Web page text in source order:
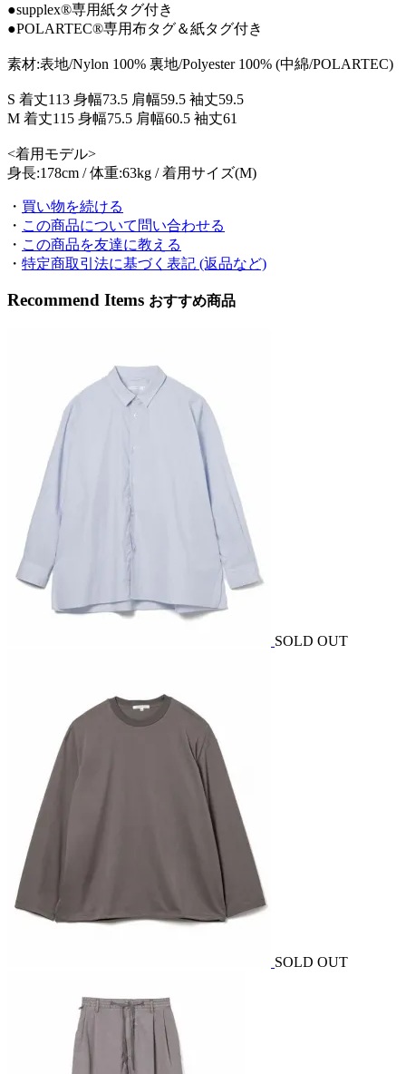
●supplex®専用紙タグ付き
●POLARTEC®︎専用布タグ＆紙タグ付き
素材:表地/Nylon 100% 裏地/Polyester 100% (中綿/POLARTEC)
S 着丈113 身幅73.5 肩幅59.5 袖丈59.5
M 着丈115 身幅75.5 肩幅60.5 袖丈61
<着用モデル>
身長:178cm / 体重:63kg / 着用サイズ(M)
・ 買い物を続ける
・ この商品について問い合わせる
・ この商品を友達に教える
・ 特定商取引法に基づく表記 (返品など)
Recommend Items おすすめ商品
SOLD OUT
SOLD OUT